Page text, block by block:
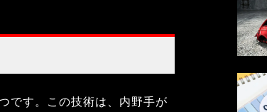
です。この技術は、内野手が